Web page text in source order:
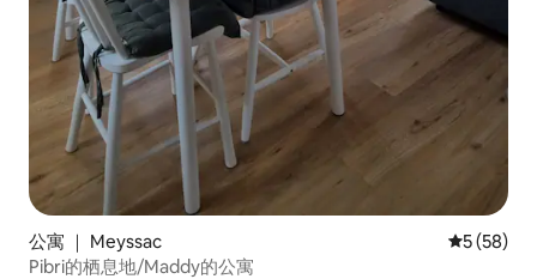
公寓 ｜ Meyssac 平均评分
5 (58)
Pibri的栖息地/Maddy的公寓